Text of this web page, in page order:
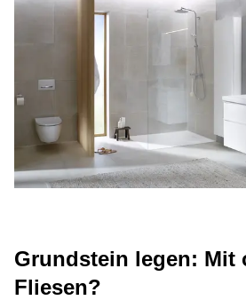
Grundstein legen: Mit
Fliesen?